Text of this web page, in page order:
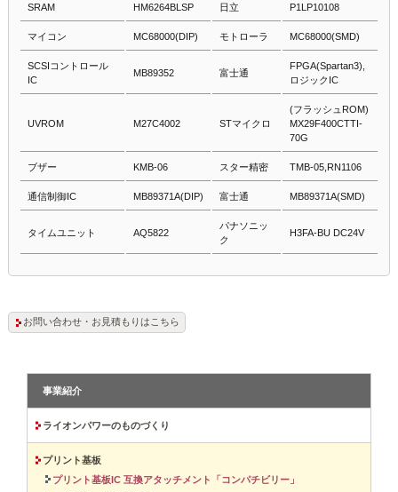
SRAM HM6264BLSP 日立 P1LP10108
マイコン MC68000(DIP) モトローラ MC68000(SMD)
SCSIコントロール
IC
MB89352 富士通
FPGA(Spartan3),
ロジックIC
UVROM M27C4002 STマイクロ
(フラッシュROM)
MX29F400CTTI-
70G
ブザー KMB-06 スター精密 TMB-05,RN1106
通信制御IC MB89371A(DIP) 富士通 MB89371A(SMD)
タイムユニット AQ5822
パナソニッ
ク
H3FA-BU DC24V
お問い合わせ・お見積もりはこちら
事業紹介
ライオンパワーのものづくり
プリント基板
プリント基板IC 互換アタッチメント「コンパチビリー」